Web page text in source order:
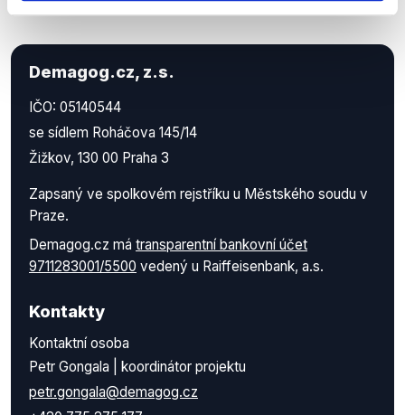
Demagog.cz, z.s.
IČO: 05140544
se sídlem Roháčova 145/14
Žižkov, 130 00 Praha 3
Zapsaný ve spolkovém rejstříku u Městského soudu v
Praze.
Demagog.cz má transparentní bankovní účet
9711283001/5500 vedený u Raiffeisenbank, a.s.
Kontakty
Kontaktní osoba
Petr Gongala | koordinátor projektu
petr.gongala@demagog.cz